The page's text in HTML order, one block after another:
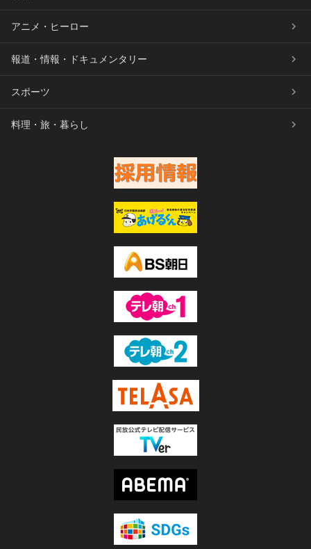
アニメ・ヒーロー
報道・情報・ドキュメンタリー
スポーツ
料理・旅・暮らし